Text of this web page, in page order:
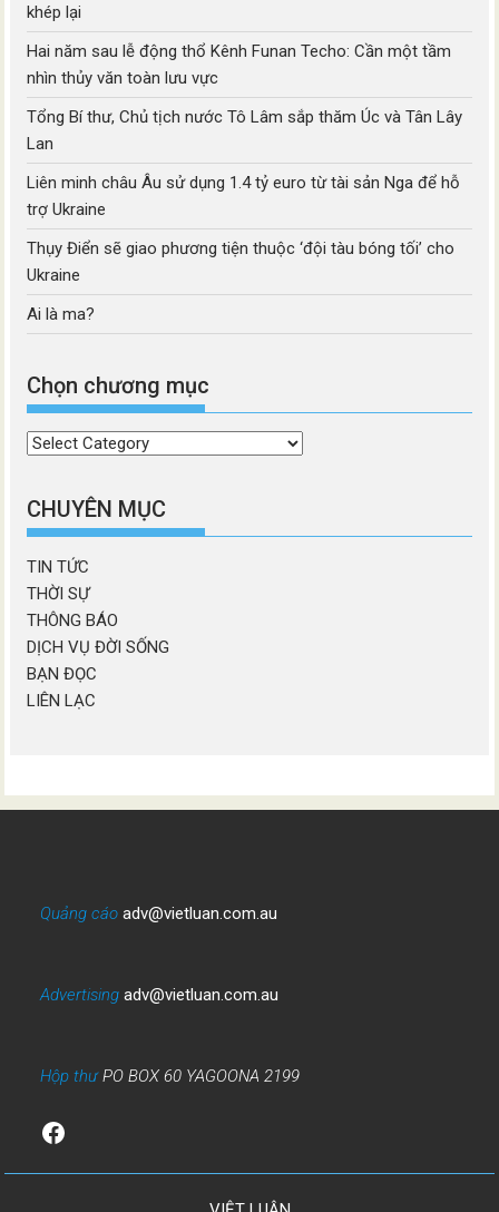
khép lại
Hai năm sau lễ động thổ Kênh Funan Techo: Cần một tầm
nhìn thủy văn toàn lưu vực
Tổng Bí thư, Chủ tịch nước Tô Lâm sắp thăm Úc và Tân Lây
Lan
Liên minh châu Âu sử dụng 1.4 tỷ euro từ tài sản Nga để hỗ
trợ Ukraine
Thụy Điển sẽ giao phương tiện thuộc ‘đội tàu bóng tối’ cho
Ukraine
Ai là ma?
Chọn chương mục
Chọn
mục
CHUYÊN MỤC
TIN TỨC
THỜI SỰ
THÔNG BÁO
DỊCH VỤ ĐỜI SỐNG
BẠN ĐỌC
LIÊN LẠC
Quảng cáo adv@vietluan.com.au
Advertising adv@vietluan.com.au
Hộp thưPO BOX 60 YAGOONA 2199
Facebook